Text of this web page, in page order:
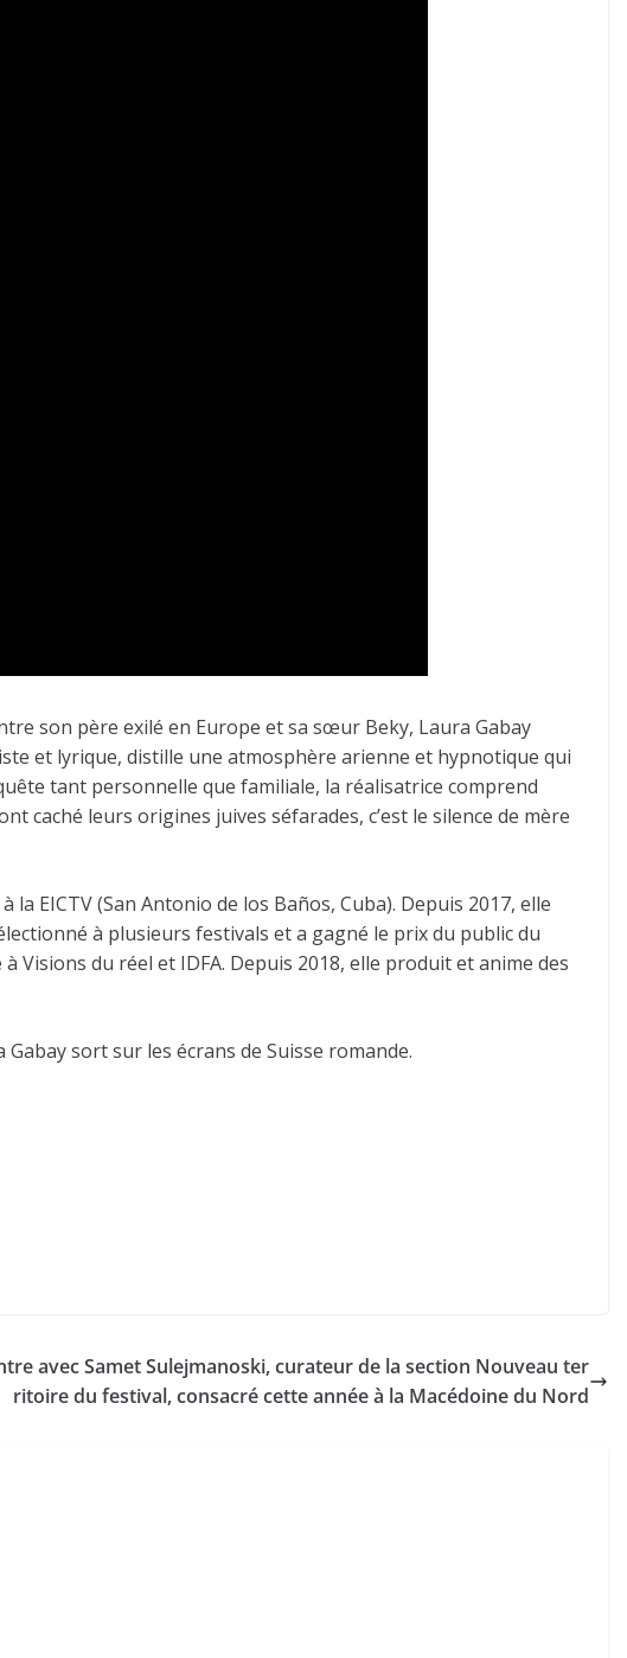
son père exilé en Europe et sa sœur Beky, Laura Gabay
et lyrique, distille une atmosphère arienne et hypnotique qui
tant personnelle que familiale, la réalisatrice comprend
caché leurs origines juives séfarades, c’est le silence de mère
la EICTV (San Antonio de los Baños, Cuba). Depuis 2017, elle
à plusieurs festivals et a gagné le prix du public du
Visions du réel et IDFA. Depuis 2018, elle produit et anime des
sort sur les écrans de Suisse romande.
avec Samet Sulejmanoski, curateur de la section Nouveau ter
ritoire du festival, consacré cette année à la Macédoine du Nord